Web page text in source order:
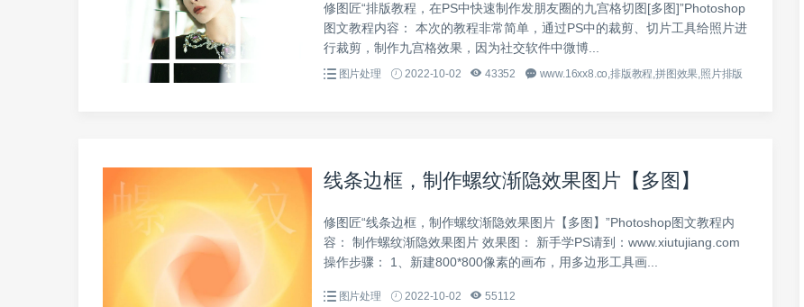
修图匠“排版教程，在PS中快速制作发朋友圈的九宫格切图[多图]”Photoshop
图文教程内容： 本次的教程非常简单，通过PS中的裁剪、切片工具给照片进
行裁剪，制作九宫格效果，因为社交软件中微博...
图片处理 2022-10-02 43352 www.16xx8.co,排版教程,拼图效果,照片排版
线条边框，制作螺纹渐隐效果图片【多图】
修图匠“线条边框，制作螺纹渐隐效果图片【多图】”Photoshop图文教程内
容： 制作螺纹渐隐效果图片 效果图： 新手学PS请到：www.xiutujiang.com
操作步骤： 1、新建800*800像素的画布，用多边形工具画...
图片处理 2022-10-02
55112